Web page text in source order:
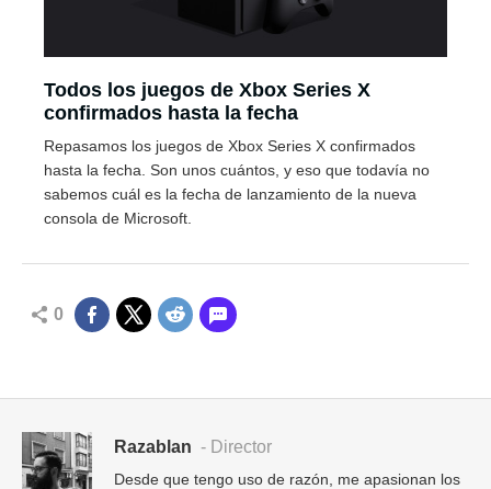
Todos los juegos de Xbox Series X
confirmados hasta la fecha
Repasamos los juegos de Xbox Series X confirmados
hasta la fecha. Son unos cuántos, y eso que todavía no
sabemos cuál es la fecha de lanzamiento de la nueva
consola de Microsoft.
0
Razablan - Director
Desde que tengo uso de razón, me apasionan los